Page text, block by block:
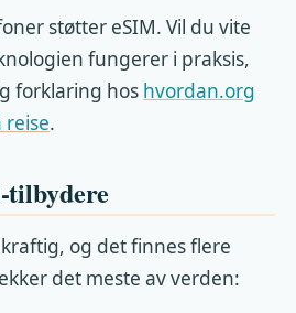
støtter eSIM. Vil du vite
fungerer i praksis,
forklaring hos hvordan.org
reise.
tilbydere
og det finnes flere
det meste av verden: